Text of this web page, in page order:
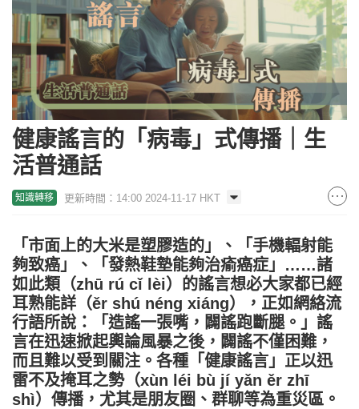
健康謠言的「病毒」式傳播｜生
活普通話
知識轉移 更新時間：14:00 2024-11-17 HKT
「市面上的大米是塑膠造的」、「手機輻射能
夠致癌」、「發熱鞋墊能夠治瘉癌症」……諸
如此類（zhū rú cǐ lèi）的謠言想必大家都已經
耳熟能詳（ěr shú néng xiáng），正如網絡流
行語所說：「造謠一張嘴，闢謠跑斷腿。」謠
言在迅速掀起輿論風暴之後，闢謠不僅困難，
而且難以受到關注。各種「健康謠言」正以迅
雷不及掩耳之勢（xùn léi bù jí yǎn ěr zhī
shì）傳播，尤其是朋友圈、群聊等為重災區。